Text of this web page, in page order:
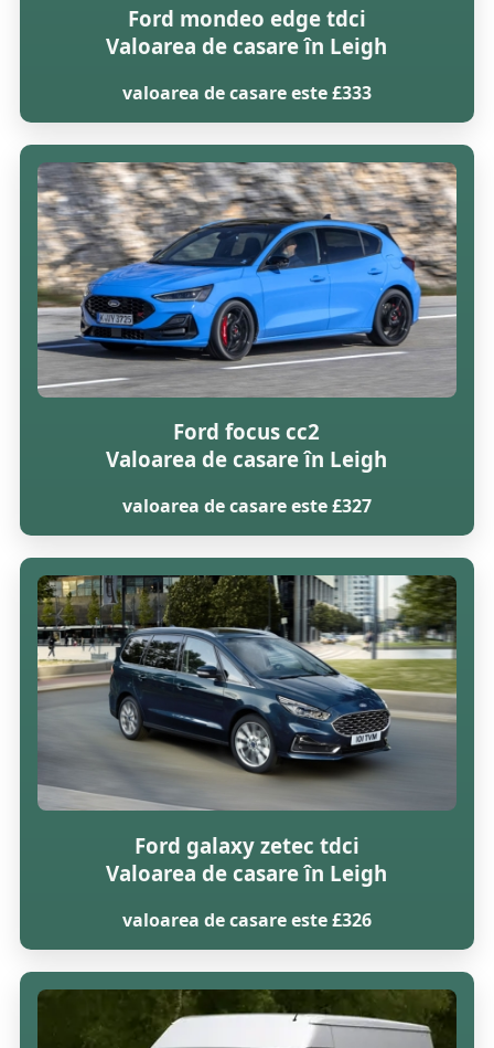
Ford mondeo edge tdci
Valoarea de casare în Leigh
valoarea de casare este £333
Ford focus cc2
Valoarea de casare în Leigh
valoarea de casare este £327
Ford galaxy zetec tdci
Valoarea de casare în Leigh
valoarea de casare este £326